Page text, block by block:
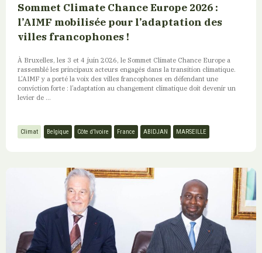
Sommet Climate Chance Europe 2026 :
l’AIMF mobilisée pour l’adaptation des
villes francophones !
À Bruxelles, les 3 et 4 juin 2026, le Sommet Climate Chance Europe a
rassemblé les principaux acteurs engagés dans la transition climatique.
L’AIMF y a porté la voix des villes francophones en défendant une
conviction forte : l’adaptation au changement climatique doit devenir un
levier de ...
Climat Belgique Côte d’Ivoire France ABIDJAN MARSEILLE